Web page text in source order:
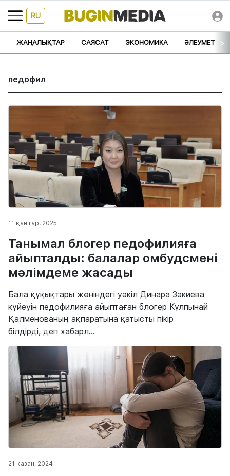
RU
ЖАҢАЛЫҚТАР САЯСАТ ЭКОНОМИКА ӘЛЕУМЕТ >
педофил
11 қаңтар, 2025
Танымал блогер педофилияға
айыпталды: балалар омбудсмені
мәлімдеме жасады
Бала құқықтары жөніндегі уәкіл Динара Зәкиева
күйеуін педофилияға айыптаған блогер Күлпынай
Қалменованың ақпаратына қатысты пікір
білдірді, деп хабарл...
21 қазан, 2024